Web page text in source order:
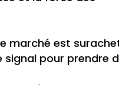
marché est
pour prendre